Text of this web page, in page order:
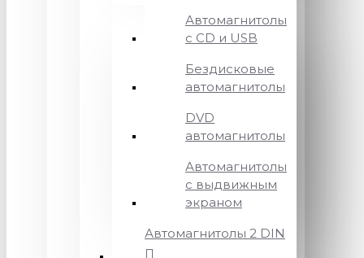
Автомагнитолы
с CD и USB
Бездисковые
автомагнитолы
DVD
автомагнитолы
Автомагнитолы
с выдвижным
экраном
Автомагнитолы 2 DIN